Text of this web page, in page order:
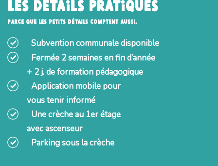
Les détails pratiques
Parce que les petits détails comptent aussi.
Subvention communale disponible
Fermée 2 semaines en fin d’année
+ 2 j. de formation pédagogique
Application mobile pour
vous tenir informé
Une crèche au 1er étage
avec ascenseur
Parking sous la crèche